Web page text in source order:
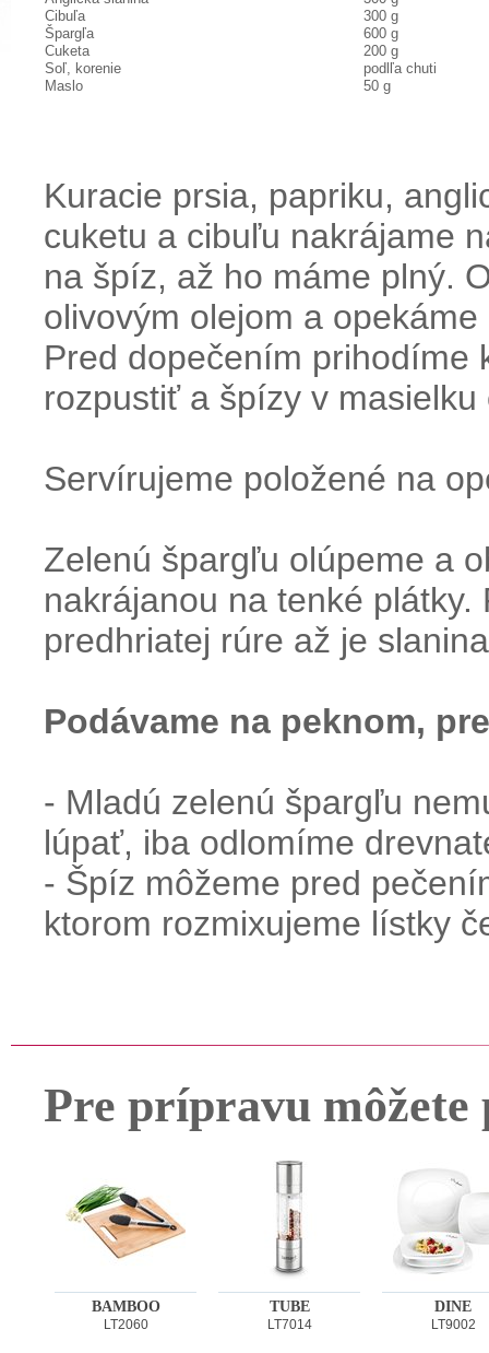
Cibuľa
300 g
Špargľa
600 g
Cuketa
200 g
Soľ, korenie
podlľa chuti
Maslo
50 g
Kuracie prsia, papriku,
cuketu a cibuľu nakrájame
na špíz, až ho máme plný.
olivovým olejom a
Pred dopečením prihodíme
rozpustiť a špízy v masielku
Servírujeme položené na
Zelenú špargľu olúpeme a
nakrájanou na tenké
predhriatej rúre až je
Podávame na peknom,
- Mladú zelenú špargľu
lúpať, iba odlomíme
- Špíz môžeme pred
ktorom rozmixujeme lístky
Pre prípravu
BAMBOO
LT2060
TUBE
LT7014
DINE
LT9002